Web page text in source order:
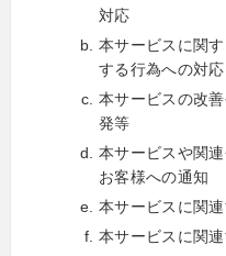
対応
本サービスに関
する行為への対応
本サービスの改
発等
本サービスや関
お客様への通知
本サービスに関
本サービスに関